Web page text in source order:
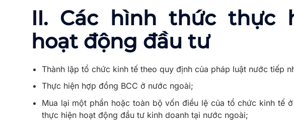
II. Các hình thức thực
hoạt động đầu tư
Thành lập tổ chức kinh tế theo quy định của pháp luật nước tiếp
Thực hiện hợp đồng BCC ở nước ngoài;
Mua lại một phần hoặc toàn bộ vốn điều lệ của tổ chức kinh tế
thực hiện hoạt động đầu tư kinh doanh tại nước ngoài;